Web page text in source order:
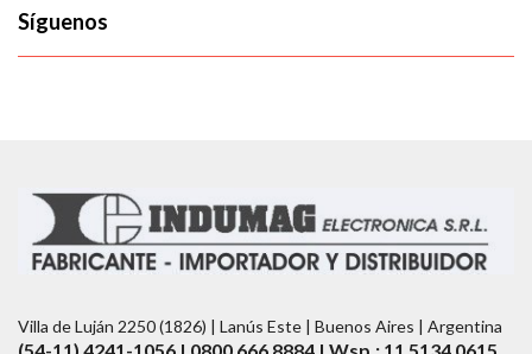
Síguenos
Villa de Luján 2250 (1826) | Lanús Este | Buenos Aires | Argentina